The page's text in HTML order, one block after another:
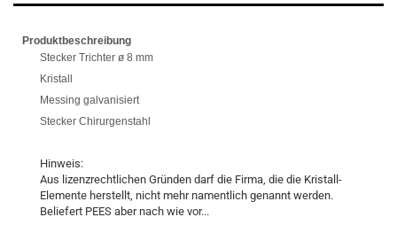
Produktbeschreibung
Stecker Trichter ø 8 mm
Kristall
Messing galvanisiert
Stecker Chirurgenstahl
Hinweis:
Aus lizenzrechtlichen Gründen darf die Firma, die die Kristall-
Elemente herstellt, nicht mehr namentlich genannt werden.
Beliefert PEES aber nach wie vor...